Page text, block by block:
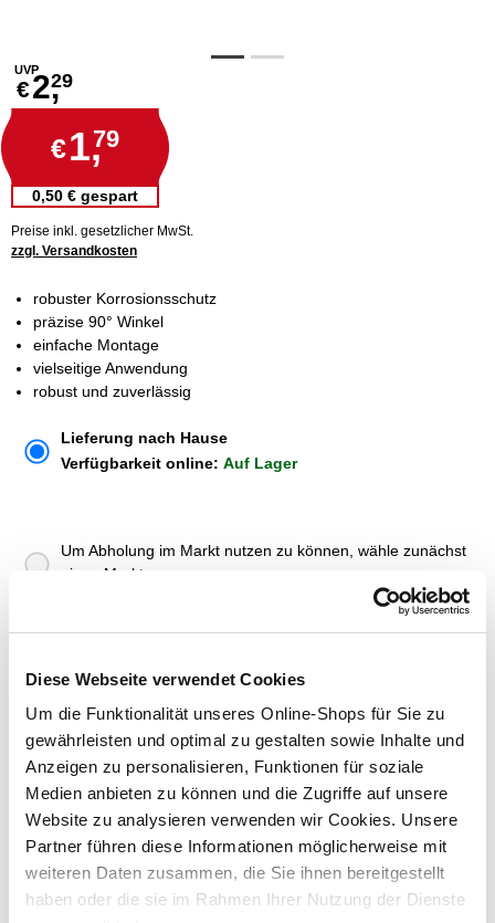
Diese Webseite verwendet Cookies
Um die Funktionalität unseres Online-Shops für Sie zu
gewährleisten und optimal zu gestalten sowie Inhalte und
Anzeigen zu personalisieren, Funktionen für soziale
Medien anbieten zu können und die Zugriffe auf unsere
Website zu analysieren verwenden wir Cookies. Unsere
Partner führen diese Informationen möglicherweise mit
weiteren Daten zusammen, die Sie ihnen bereitgestellt
haben oder die sie im Rahmen Ihrer Nutzung der Dienste
UVP
€2,29
€1,79
0,50 € gespart
Preise inkl. gesetzlicher MwSt.
zzgl. Versandkosten
robuster Korrosionsschutz
präzise 90° Winkel
einfache Montage
vielseitige Anwendung
robust und zuverlässig
Lieferung nach Hause
Verfügbarkeit online: Auf Lager
Um Abholung im Markt nutzen zu können, wähle zunächst
einen Markt
Menge
In den Warenkorb
Merken
ZUBEHÖR UND PASSENDE ARTIKEL: